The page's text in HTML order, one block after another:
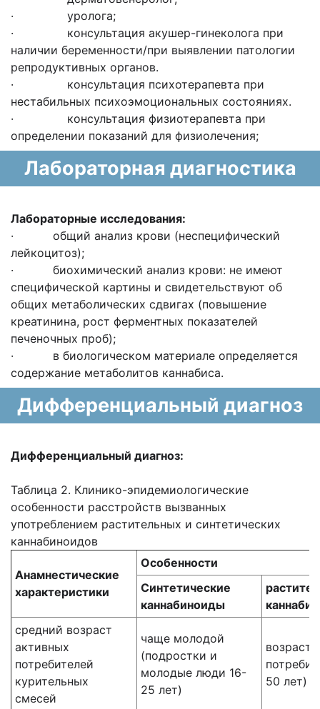
· уролога;
· консультация акушер-гинеколога при
наличии беременности/при выявлении патологии
репродуктивных органов.
· консультация психотерапевта при
нестабильных психоэмоциональных состояниях.
· консультация физиотерапевта при
определении показаний для физиолечения;
Лабораторная диагностика
Лабораторные исследования:
· общий анализ крови (неспецифический
лейкоцитоз);
· биохимический анализ крови: не имеют
специфической картины и свидетельствуют об
общих метаболических сдвигах (повышение
креатинина, рост ферментных показателей
печеночных проб);
· в биологическом материале определяется
содержание метаболитов каннабиса.
Дифференциальный диагноз
Дифференциальный диагноз:
Таблица 2. Клинико-эпидемиологические
особенности расстройств вызванных
употреблением растительных и синтетических
каннабиноидов
Анамнестические
характеристики
Особенности
Синтетические
каннабиноиды
средний возраст
активных
потребителей
курительных
смесей
чаще молодой
(подростки и
молодые люди 16-
25 лет)
возраст
50 лет)